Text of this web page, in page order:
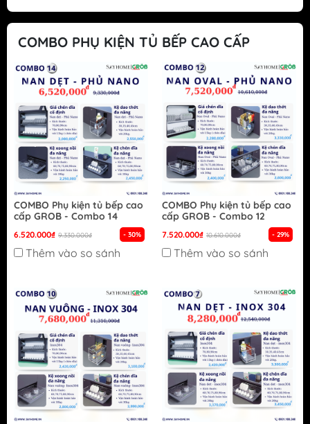
COMBO PHỤ KIỆN TỦ BẾP CAO CẤP
COMBO Phụ kiện tủ bếp cao
cấp GROB - Combo 14
6.520.000₫ 9.330.000₫ - 30%
Thêm vào so sánh
COMBO Phụ kiện tủ bếp cao
cấp GROB - Combo 12
7.520.000₫ 10.610.000₫ - 29%
Thêm vào so sánh